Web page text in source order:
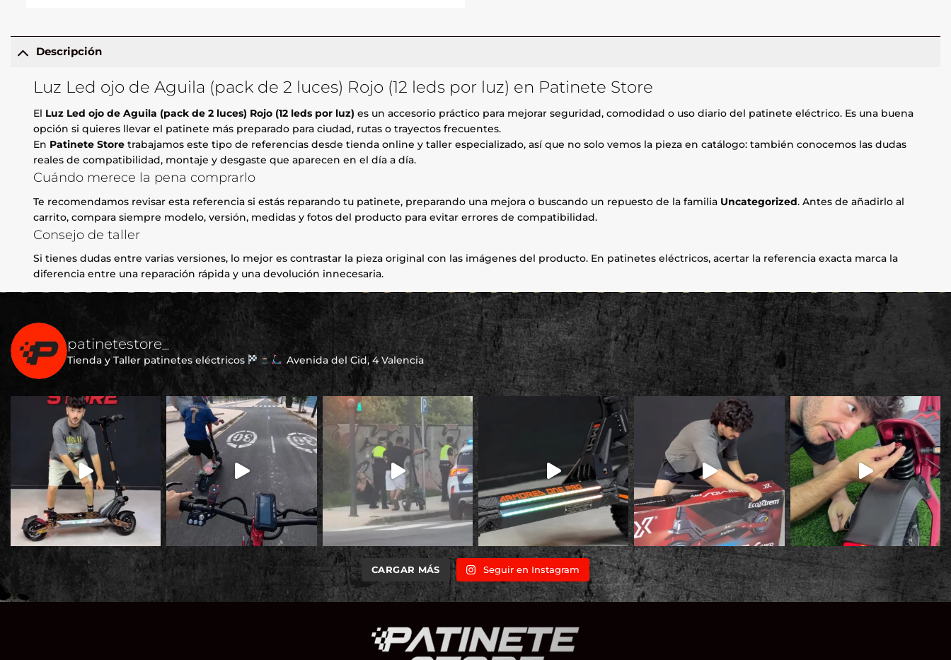
Descripción
Luz Led ojo de Aguila (pack de 2 luces) Rojo (12 leds por luz) en Patinete Store
El Luz Led ojo de Aguila (pack de 2 luces) Rojo (12 leds por luz) es un accesorio práctico para mejorar seguridad, comodidad o uso diario del patinete eléctrico. Es una buena
opción si quieres llevar el patinete más preparado para ciudad, rutas o trayectos frecuentes.
En Patinete Store trabajamos este tipo de referencias desde tienda online y taller especializado, así que no solo vemos la pieza en catálogo: también conocemos las dudas
reales de compatibilidad, montaje y desgaste que aparecen en el día a día.
Cuándo merece la pena comprarlo
Te recomendamos revisar esta referencia si estás reparando tu patinete, preparando una mejora o buscando un repuesto de la familia Uncategorized. Antes de añadirlo al
carrito, compara siempre modelo, versión, medidas y fotos del producto para evitar errores de compatibilidad.
Consejo de taller
Si tienes dudas entre varias versiones, lo mejor es contrastar la pieza original con las imágenes del producto. En patinetes eléctricos, acertar la referencia exacta marca la
diferencia entre una reparación rápida y una devolución innecesaria.
patinetestore_
Tienda y Taller patinetes eléctricos Avenida del Cid, 4 Valencia
CARGAR MÁS Seguir en Instagram